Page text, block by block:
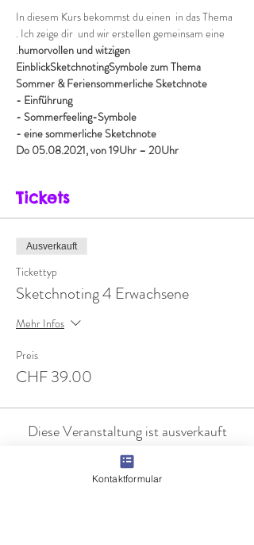
In diesem Kurs bekommst du einen in das Thema
. Ich zeige dir und wir erstellen gemeinsam eine
.humorvollen und witzigen
EinblickSketchnotingSymbole zum Thema
Sommer & Feriensommerliche Sketchnote
- Einführung
- Sommerfeeling-Symbole
- eine sommerliche Sketchnote
Do 05.08.2021, von 19Uhr – 20Uhr
Tickets
Ausverkauft
Tickettyp
Sketchnoting 4 Erwachsene
Mehr Infos
Preis
CHF 39.00
Diese Veranstaltung ist ausverkauft
Diese Veranstaltung teilen
Kontaktformular